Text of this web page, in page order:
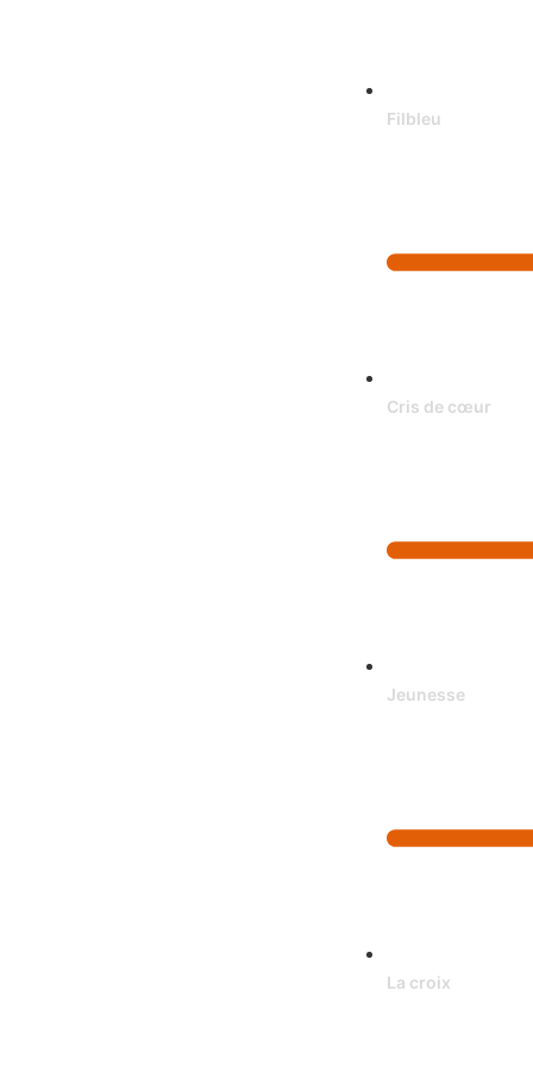
Filbleu
Cris de cœur
Jeunesse
La croix